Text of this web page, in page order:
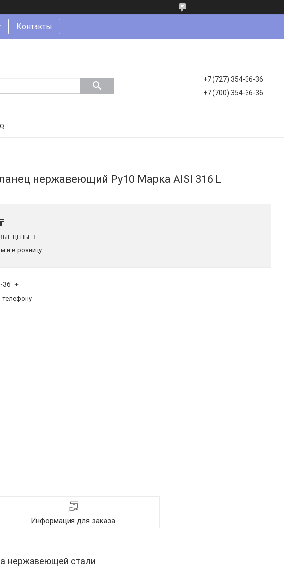
Контакты
+7 (727) 354-36-36
+7 (700) 354-36-36
нержавеющий Ру10 Марка AISI 316 L
ЦЕНЫ
и в розницу
36
телефону
Информация для заказа
нержавеющей стали